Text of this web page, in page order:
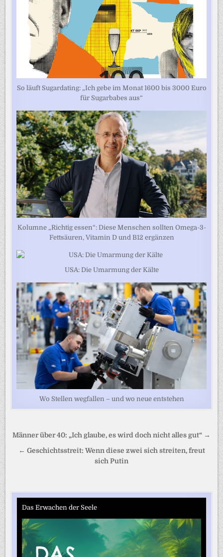
So läuft Sugardating: „Ich gebe im Monat 1600 bis 3000 Euro
für Sugarbabes aus“
Kolumne „Richtig essen“: Diese Menschen sollten Omega-3-
Fettsäuren, Vitamin D und B12 ergänzen
USA: Die Umarmung der Kälte
Wo Stellen wegfallen – und wo neue entstehen
Beitragsnavigation
Männer über 40: „Ich glaube, es wird doch nicht alles gut“ →
← Geschichtsstreit: Wenn diese zwei sich streiten, freut
sich Putin
Das Erwachen der Seele